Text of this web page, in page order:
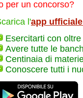
per un concorso?
l'app
Esercitarti con
Avere tutte le
Centinaia di
Conoscere tutti i